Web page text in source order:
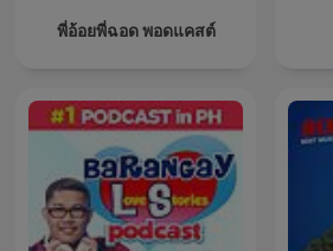
พี่อ้อยพี่ฉอด พอดแคสต์